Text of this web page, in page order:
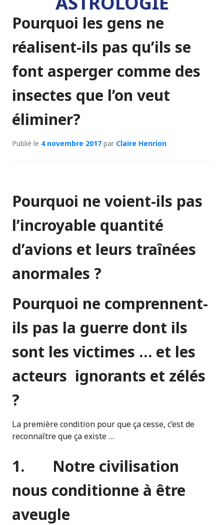
Pourquoi les gens ne
réalisent-ils pas qu’ils se
font asperger comme des
insectes que l’on veut
éliminer?
Publié le 4 novembre 2017 par Claire Henrion
Pourquoi ne voient-ils pas
l’incroyable quantité
d’avions et leurs traînées
anormales ?
Pourquoi ne comprennent-
ils pas la guerre dont ils
sont les victimes … et les
acteurs ignorants et zélés
?
La première condition pour que ça cesse, c’est de
reconnaître que ça existe …
1. Notre civilisation
nous conditionne à être
aveugle